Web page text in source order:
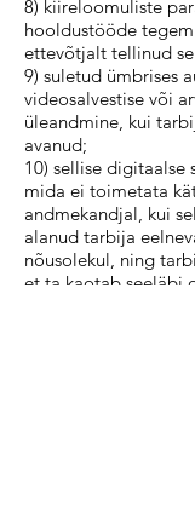
8) kiireloomuliste
hooldustööde
ettevõtjalt tellinud
9) suletud ümbrises
videosalvestise või
üleandmine, kui
avanud;
10) sellise digitaalse
mida ei toimetata
andmekandjal, kui
alanud tarbija
nõusolekul, ning
et ta kaotab seeläbi